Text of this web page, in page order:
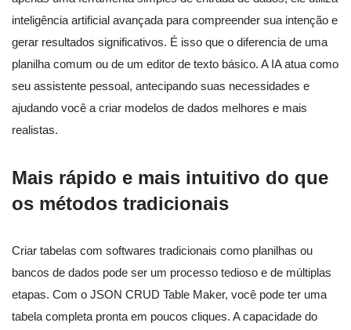
inteligência artificial avançada para compreender sua intenção e
gerar resultados significativos. É isso que o diferencia de uma
planilha comum ou de um editor de texto básico. A IA atua como
seu assistente pessoal, antecipando suas necessidades e
ajudando você a criar modelos de dados melhores e mais
realistas.
Mais rápido e mais intuitivo do que
os métodos tradicionais
Criar tabelas com softwares tradicionais como planilhas ou
bancos de dados pode ser um processo tedioso e de múltiplas
etapas. Com o JSON CRUD Table Maker, você pode ter uma
tabela completa pronta em poucos cliques. A capacidade do